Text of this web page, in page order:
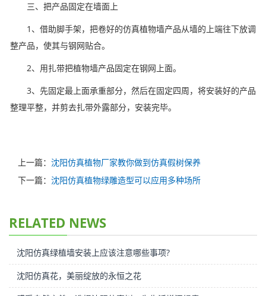
三、把产品固定在墙面上
1、借助脚手架，把卷好的仿真植物墙产品从墙的上端往下放调
整产品，使其与钢网贴合。
2、用扎带把植物墙产品固定在钢网上面。
3、先固定最上面承重部分，然后在固定四周，将安装好的产品
整理平整，并剪去扎带外露部分，安装完毕。
上一篇： 沈阳仿真植物厂家教你做到仿真假树保养
下一篇： 沈阳仿真植物绿雕造型可以应用多种场所
RELATED NEWS
沈阳仿真绿植墙安装上应该注意哪些事项?
沈阳仿真花，美丽绽放的永恒之花